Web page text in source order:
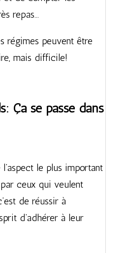
repas…
régimes peuvent être
mais difficile!
Ça se passe dans
l’aspect le plus important
ceux qui veulent
de réussir à
d’adhérer à leur